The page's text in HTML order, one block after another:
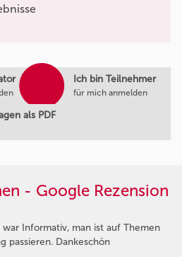
Ich bin Teilnehmer
für mich anmelden
als PDF
- Google Rezension
Informativ, man ist auf Themen
passieren. Dankeschön